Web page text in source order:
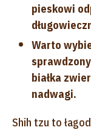
pieskowi
Warto
białka
nadwagi.
Shih tzu to